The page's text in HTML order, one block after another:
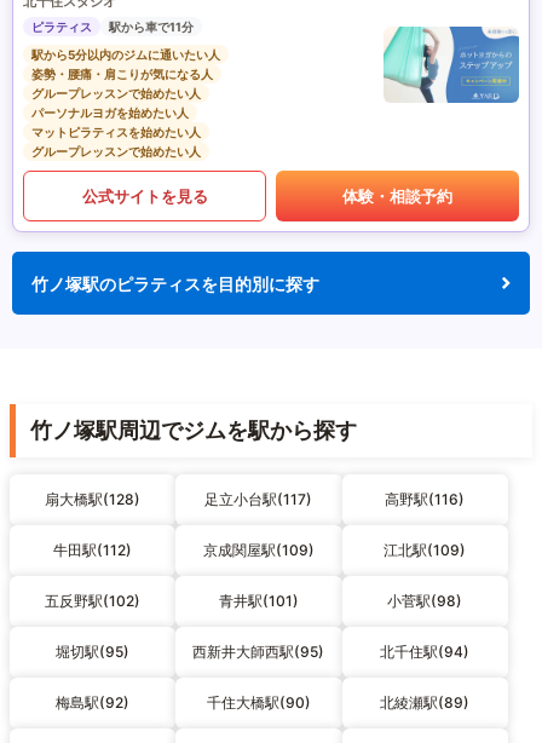
ピラティス
駅から車で11分
駅から5分以内のジムに通いたい人
姿勢・腰痛・肩こりが気になる人
グループレッスンで始めたい人
パーソナルヨガを始めたい人
マットピラティスを始めたい人
グループレッスンで始めたい人
公式サイトを見る 体験・相談予約
竹ノ塚駅のピラティスを目的別に探す
竹ノ塚駅周辺でジムを駅から探す
扇大橋駅(128) 足立小台駅(117) 高野駅(116)
牛田駅(112) 京成関屋駅(109) 江北駅(109)
五反野駅(102) 青井駅(101) 小菅駅(98)
堀切駅(95) 西新井大師西駅(95) 北千住駅(94)
梅島駅(92) 千住大橋駅(90) 北綾瀬駅(89)